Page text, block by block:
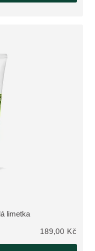
limetka
1 zákazníky
189,00 Kč